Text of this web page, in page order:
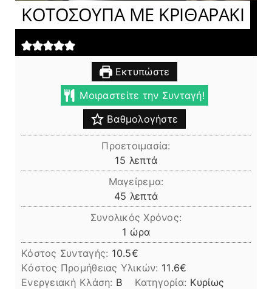
ΚΟΤΟΣΟΥΠΑ ΜΕ ΚΡΙΘΑΡΑΚΙ
Εκτυπώστε
Μοιραστείτε την Συνταγή!
Βαθμολογήστε
Προετοιμασία:
15 λεπτά
λεπτά
Μαγείρεμα:
45 λεπτά
λεπτά
Συνολικός Χρόνος:
1 ώρα
ώρα
Κόστος Συνταγής: 10.5€
Kόστος Προμήθειας Υλικών: 11.6
Ενεργειακή Κλάση: B Κατηγορία: Κυρίως